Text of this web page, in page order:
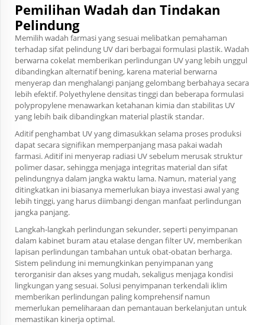
Pemilihan Wadah dan Tindakan
Pelindung
Memilih wadah farmasi yang sesuai melibatkan pemahaman
terhadap sifat pelindung UV dari berbagai formulasi plastik. Wadah
berwarna cokelat memberikan perlindungan UV yang lebih unggul
dibandingkan alternatif bening, karena material berwarna
menyerap dan menghalangi panjang gelombang berbahaya secara
lebih efektif. Polyethylene densitas tinggi dan beberapa formulasi
polypropylene menawarkan ketahanan kimia dan stabilitas UV
yang lebih baik dibandingkan material plastik standar.
Aditif penghambat UV yang dimasukkan selama proses produksi
dapat secara signifikan memperpanjang masa pakai wadah
farmasi. Aditif ini menyerap radiasi UV sebelum merusak struktur
polimer dasar, sehingga menjaga integritas material dan sifat
pelindungnya dalam jangka waktu lama. Namun, material yang
ditingkatkan ini biasanya memerlukan biaya investasi awal yang
lebih tinggi, yang harus diimbangi dengan manfaat perlindungan
jangka panjang.
Langkah-langkah perlindungan sekunder, seperti penyimpanan
dalam kabinet buram atau etalase dengan filter UV, memberikan
lapisan perlindungan tambahan untuk obat-obatan berharga.
Sistem pelindung ini memungkinkan penyimpanan yang
terorganisir dan akses yang mudah, sekaligus menjaga kondisi
lingkungan yang sesuai. Solusi penyimpanan terkendali iklim
memberikan perlindungan paling komprehensif namun
memerlukan pemeliharaan dan pemantauan berkelanjutan untuk
memastikan kinerja optimal.